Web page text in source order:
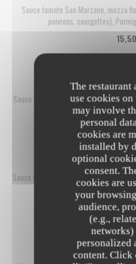
The restaurant
use cookies
may involve
personal
cookies are
installed by
optional
consent.
cookies are
your
audience,
(e.g.,
personalized
content. Click
Sauce tomate San Marzano, mozza
poivrons, courgettes),
4
Sauce tomate San Marzano, mozza fior
4
Sauce tomate San Marzano, mozza fior
artichauts